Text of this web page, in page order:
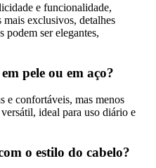
e funcionalidade,
exclusivos, detalhes
podem ser elegantes,
pele ou em aço?
e confortáveis, mas menos
ideal para uso diário e
o estilo do cabelo?